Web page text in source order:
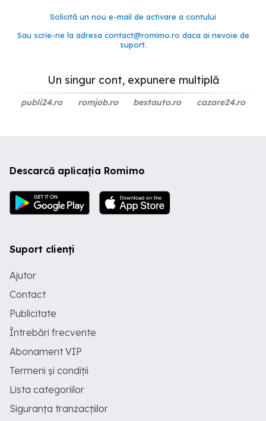
Solicită un nou e-mail de activare a contului
Sau scrie-ne la adresa contact@romimo.ro daca ai nevoie de
suport.
Un singur cont, expunere multiplă
publi24.ro romjob.ro bestauto.ro cazare24.ro
Descarcă aplicația Romimo
Suport clienți
Ajutor
Contact
Publicitate
Întrebări frecvente
Abonament VIP
Termeni și condiții
Lista categoriilor
Siguranța tranzacțiilor